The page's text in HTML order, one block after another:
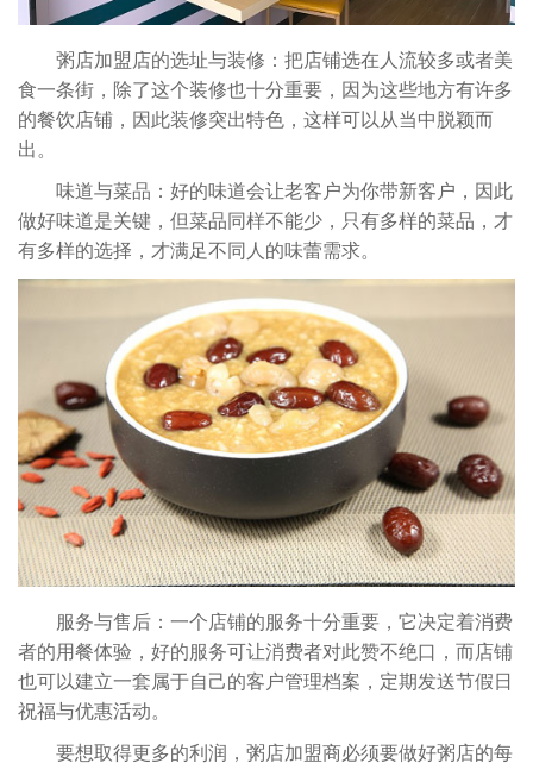
粥店加盟店的选址与装修：把店铺选在人流较多或者美
食一条街，除了这个装修也十分重要，因为这些地方有许多
的餐饮店铺，因此装修突出特色，这样可以从当中脱颖而
出。
味道与菜品：好的味道会让老客户为你带新客户，因此
做好味道是关键，但菜品同样不能少，只有多样的菜品，才
有多样的选择，才满足不同人的味蕾需求。
服务与售后：一个店铺的服务十分重要，它决定着消费
者的用餐体验，好的服务可让消费者对此赞不绝口，而店铺
也可以建立一套属于自己的客户管理档案，定期发送节假日
祝福与优惠活动。
要想取得更多的利润， 粥店加盟商必须要做好粥店的每